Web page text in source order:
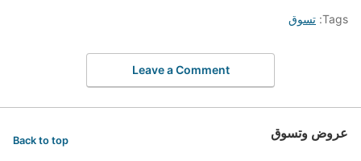
Tags: تسوق
Leave a Comment
عروض وتسوق Back to top